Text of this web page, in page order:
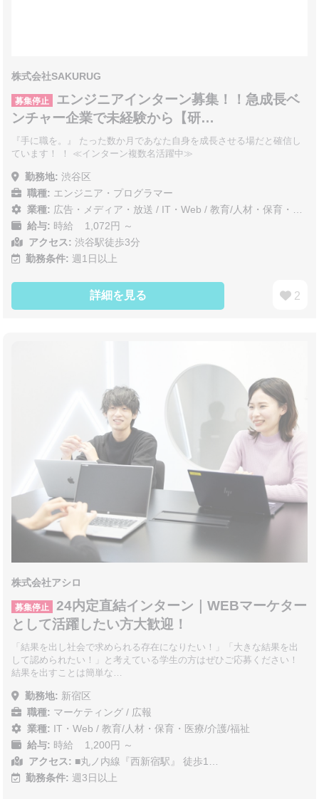
株式会社SAKURUG
募集停止
エンジニアインターン募集！！急成長ベ
ンチャー企業で未経験から【研…
『手に職を。』 たった数か月であなた自身を成長させる場だと確信し
ています！ ！ ≪インターン複数名活躍中≫
勤務地: 渋谷区
職種: エンジニア・プログラマー
業種: 広告・メディア・放送 / IT・Web /教育/人材・保育・医療/介護/福祉
給与: 時給 1,072円 ～
アクセス: 渋谷駅徒歩3分
勤務条件: 週1日以上
詳細を見る 2
株式会社アシロ
募集停止
24内定直結インターン｜WEBマーケター
として活躍したい方大歓迎！
「結果を出し社会で求められる存在になりたい！」「大きな結果を出
して認められたい！」と考えている学生の方はぜひご応募ください！
結果を出すことは簡単な…
勤務地: 新宿区
職種: マーケティング / 広報
業種: IT・Web /教育/人材・保育・医療/介護/福祉
給与: 時給 1,200円 ～
アクセス: ■丸ノ内線『西新宿駅』 徒歩1…
勤務条件: 週3日以上